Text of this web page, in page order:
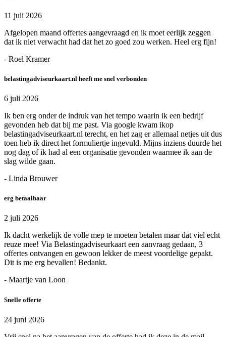
11 juli 2026
Afgelopen maand offertes aangevraagd en ik moet eerlijk zeggen
dat ik niet verwacht had dat het zo goed zou werken. Heel erg fijn!
- Roel Kramer
belastingadviseurkaart.nl heeft me snel verbonden
6 juli 2026
Ik ben erg onder de indruk van het tempo waarin ik een bedrijf
gevonden heb dat bij me past. Via google kwam ikop
belastingadviseurkaart.nl terecht, en het zag er allemaal netjes uit dus
toen heb ik direct het formuliertje ingevuld. Mijns inziens duurde het
nog dag of ik had al een organisatie gevonden waarmee ik aan de
slag wilde gaan.
- Linda Brouwer
erg betaalbaar
2 juli 2026
Ik dacht werkelijk de volle mep te moeten betalen maar dat viel echt
reuze mee! Via Belastingadviseurkaart een aanvraag gedaan, 3
offertes ontvangen en gewoon lekker de meest voordelige gepakt.
Dit is me erg bevallen! Bedankt.
- Maartje van Loon
Snelle offerte
24 juni 2026